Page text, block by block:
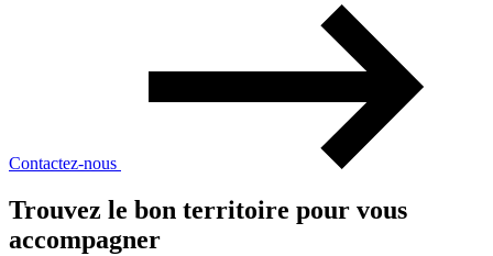
Contactez-nous
Trouvez le bon territoire pour vous
accompagner